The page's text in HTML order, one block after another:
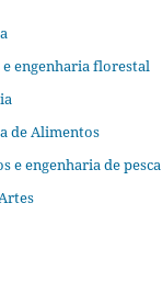
engenharia florestal
de Alimentos
e engenharia de pesca